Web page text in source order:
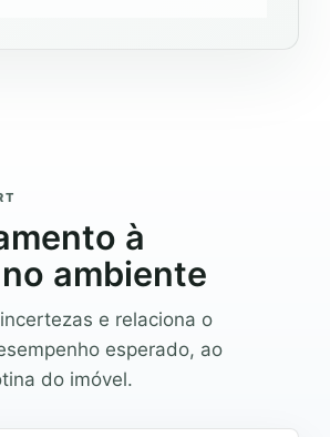
à
ambiente
e relaciona o
esperado, ao
do imóvel.